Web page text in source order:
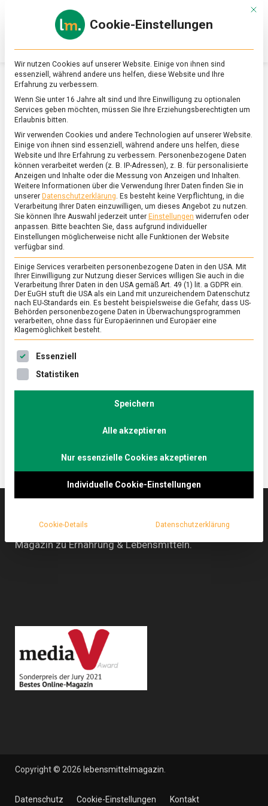
Online-
Magazin
zu
&
Ernährung
SCHLAGWORT:WEINDIEB
FEATURED/WISSEN
Whiskey aus Brandenburg: Rye
20. Mai 2021 Johannes
Whiskey
Im unteren Spreewald findet man in Schlepzig, etwa
eine Stunde von Berlin entfernt, den Stork Club. Hier
Whiskies Awards den besten Roggenwhiskey der
lebensmittelmagazin
(.de) ist das Online-
Magazin zu Ernährung & Lebensmitteln.
Copyright © 2026 lebensmittelmagazin
Datenschutz Cookie-Einstellungen Kontakt
Mit
Cookie-Einstellungen
Wir nutzen Cookies auf unserer Website. Einige von ihnen sind
essenziell, während andere uns helfen, diese Website und Ihre
Erfahrung zu verbessern.
Wenn Sie unter 16 Jahre alt sind und Ihre Einwilligung zu optionalen
Services geben möchten, müssen Sie Ihre Erziehungsberechtigten um
Erlaubnis bitten.
Wir verwenden Cookies und andere Technologien auf unserer Website.
Einige von ihnen sind essenziell, während andere uns helfen, diese
Website und Ihre Erfahrung zu verbessern. Personenbezogene Daten
können verarbeitet werden (z. B. IP-Adressen), z. B. für personalisierte
Anzeigen und Inhalte oder die Messung von Anzeigen und Inhalten.
Weitere Informationen über die Verwendung Ihrer Daten finden Sie in
unserer Datenschutzerklärung. Es besteht keine Verpflichtung, in die
Verarbeitung Ihrer Daten einzuwilligen, um dieses Angebot zu nutzen.
Sie können Ihre Auswahl jederzeit unter Einstellungen widerrufen oder
anpassen. Bitte beachten Sie, dass aufgrund individueller
Einstellungen möglicherweise nicht alle Funktionen der Website
verfügbar sind.
Einige Services verarbeiten personenbezogene Daten in den USA. Mit
Ihrer Einwilligung zur Nutzung dieser Services willigen Sie auch in die
Verarbeitung Ihrer Daten in den USA gemäß Art. 49 (1) lit. a GDPR ein.
Der EuGH stuft die USA als ein Land mit unzureichendem Datenschutz
nach EU-Standards ein. Es besteht beispielsweise die Gefahr, dass US-
Behörden personenbezogene Daten in Überwachungsprogrammen
verarbeiten, ohne dass für Europäerinnen und Europäer eine
Klagemöglichkeit besteht.
Es folgt eine Liste der Service-Gruppen, für die eine
Essenziell
Statistiken
Speichern
Alle akzeptieren
Nur essenzielle Cookies akzeptieren
Individuelle Cookie-Einstellungen
Cookie-Details Datenschutzerklärung